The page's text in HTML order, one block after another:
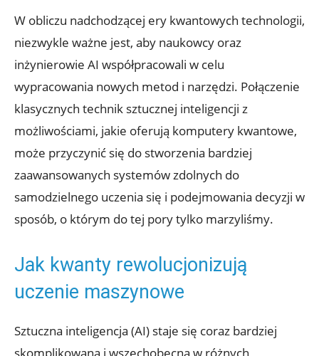
W obliczu nadchodzącej ery kwantowych technologii,
niezwykle ważne jest, aby naukowcy oraz
inżynierowie AI współpracowali w celu
wypracowania nowych metod i narzędzi. Połączenie
klasycznych technik sztucznej inteligencji z
możliwościami, jakie oferują komputery kwantowe,
może przyczynić się do stworzenia bardziej
zaawansowanych systemów zdolnych do
samodzielnego uczenia się i podejmowania decyzji w
sposób, o którym do tej pory tylko marzyliśmy.
Jak kwanty rewolucjonizują
uczenie maszynowe
Sztuczna inteligencja (AI) staje się coraz bardziej